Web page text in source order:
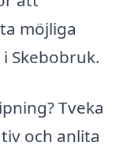
möjliga
Skebobruk.
Tveka
och anlita